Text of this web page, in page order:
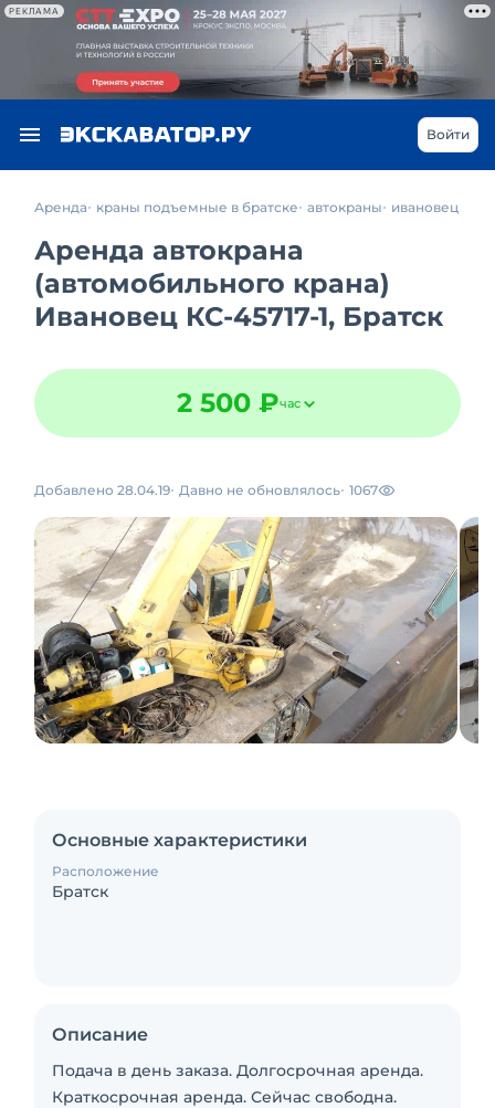
РЕКЛАМА
Войти
Аренда краны подъемные в братске автокраны ивановец
Аренда автокрана
(автомобильного крана)
Ивановец КС-45717-1, Братск
2 500 ₽час
Добавлено 28.04.19 Давно не обновлялось 1067
Основные характеристики
Расположение
Братск
Описание
Подача в день заказа. Долгосрочная аренда.
Краткосрочная аренда. Сейчас свободна.